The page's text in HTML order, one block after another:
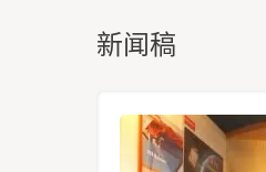
新闻稿